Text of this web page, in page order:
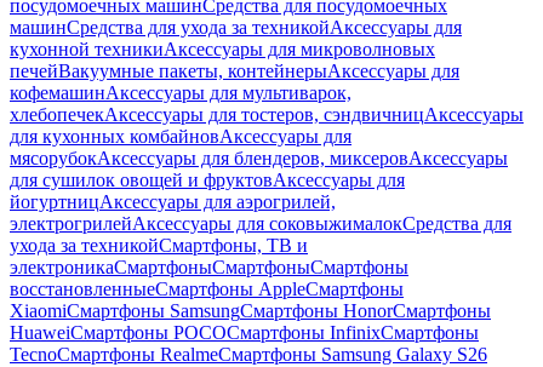
посудомоечных машинСредства для посудомоечных
машинСредства для ухода за техникойАксессуары для
кухонной техникиАксессуары для микроволновых
печейВакуумные пакеты, контейнерыАксессуары для
кофемашинАксессуары для мультиварок,
хлебопечекАксессуары для тостеров, сэндвичницАксессуары
для кухонных комбайновАксессуары для
мясорубокАксессуары для блендеров, миксеровАксессуары
для сушилок овощей и фруктовАксессуары для
йогуртницАксессуары для аэрогрилей,
электрогрилейАксессуары для соковыжималокСредства для
ухода за техникойСмартфоны, ТВ и
электроникаСмартфоныСмартфоныСмартфоны
восстановленныеСмартфоны AppleСмартфоны
XiaomiСмартфоны SamsungСмартфоны HonorСмартфоны
HuaweiСмартфоны POCOСмартфоны InfinixСмартфоны
TecnoСмартфоны RealmeСмартфоны Samsung Galaxy S26